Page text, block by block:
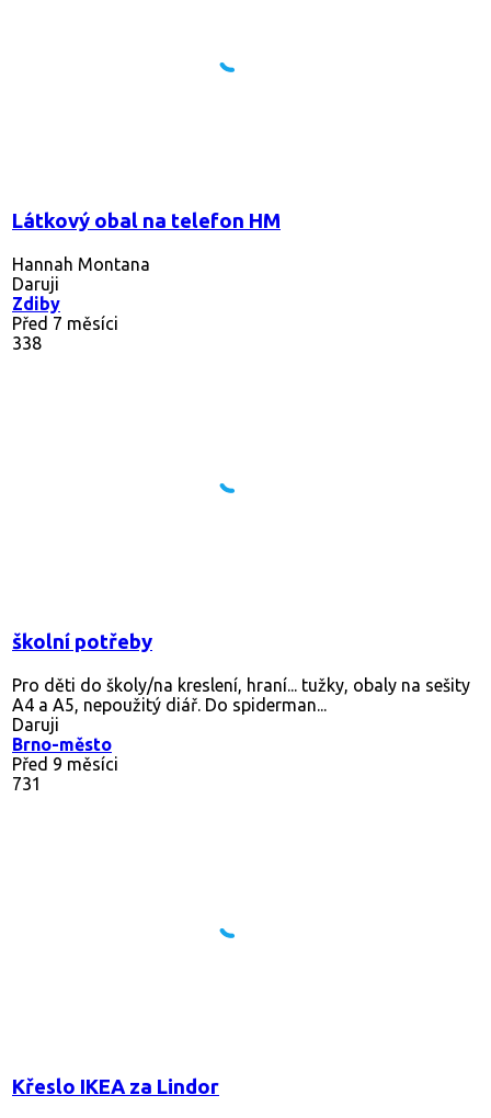
Látkový obal na telefon HM
Hannah Montana
Daruji
Zdiby
Před 7 měsíci
338
školní potřeby
Pro děti do školy/na kreslení, hraní... tužky, obaly na sešity
A4 a A5, nepoužitý diář. Do spiderman...
Daruji
Brno-město
Před 9 měsíci
731
Křeslo IKEA za Lindor